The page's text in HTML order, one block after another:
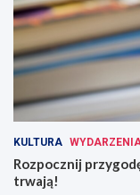
KULTURA
Rozpocznij
trwają!